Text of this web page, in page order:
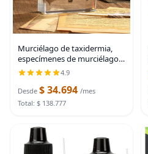
Murciélago de taxidermia,
especímenes de murciélago
reales en resina para
educación científica en el
aula, gran regalo para
fanáticos de la
4.9
Desde $ 34.694 /mes
Total: $ 138.777